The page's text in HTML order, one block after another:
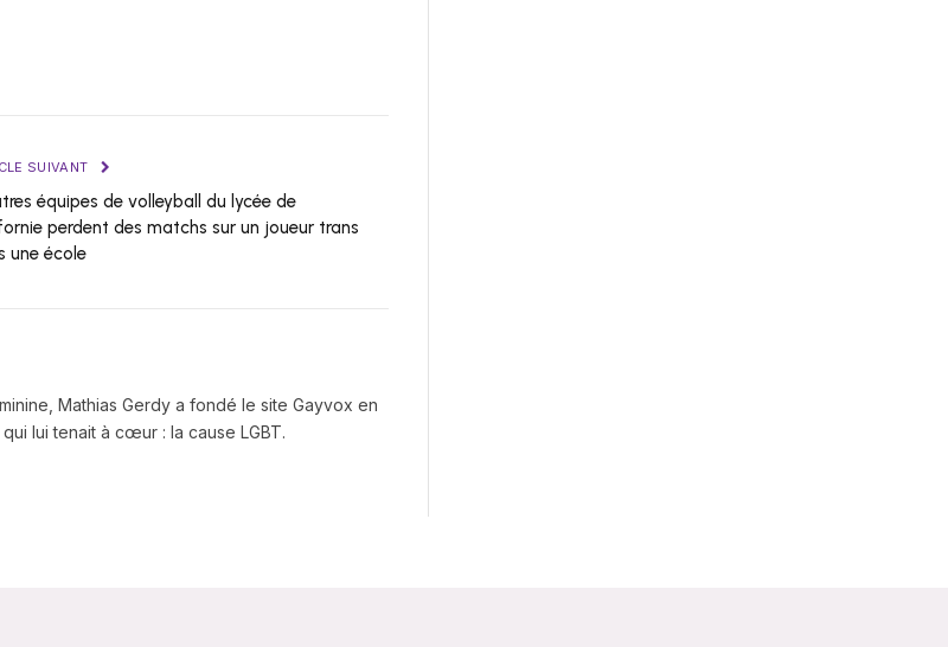
SUIVANT
équipes de volleyball du lycée de
perdent des matchs sur un joueur trans
une école
Mathias Gerdy a fondé le site Gayvox en
lui tenait à cœur : la cause LGBT.